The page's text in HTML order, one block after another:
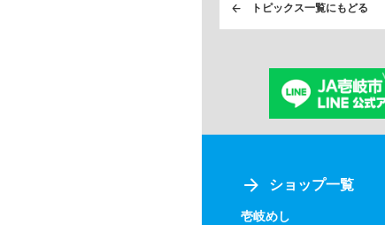
トピックス一覧にもどる
ショップ一覧
壱岐めし